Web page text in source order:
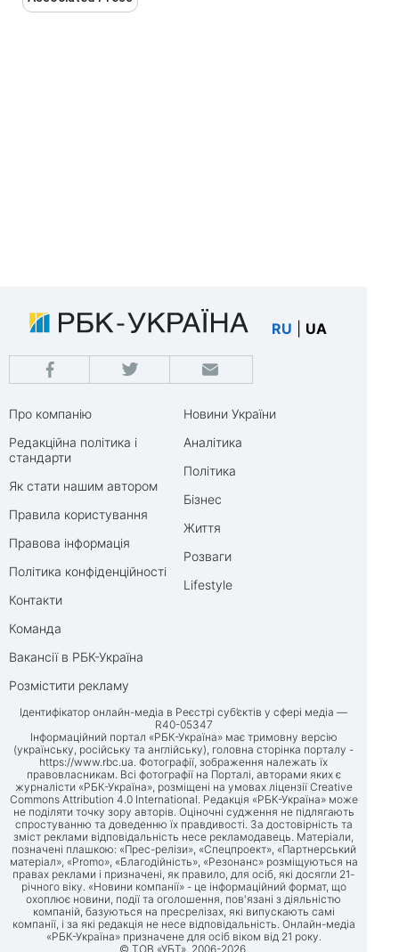
RU UA
Про компанію
Редакційна політика і
стандарти
Як стати нашим автором
Правила користування
Правова інформація
Політика конфіденційності
Контакти
Команда
Вакансії в РБК-Україна
Розмістити рекламу
Новини України
Аналітика
Політика
Бізнес
Життя
Розваги
Lifestyle
Ідентифікатор онлайн-медіа в Реєстрі суб’єктів у сфері медіа —
R40-05347
Інформаційний портал «РБК-Україна» має тримовну версію
(українську, російську та англійську), головна сторінка порталу -
https://www.rbc.ua. Фотографії, зображення належать їх
правовласникам. Всі фотографії на Порталі, авторами яких є
журналісти «РБК-Україна», розміщені на умовах ліцензії Creative
Commons Attribution 4.0 International. Редакція «РБК-Україна» може
не поділяти точку зору авторів. Оціночні судження не підлягають
спростуванню та доведенню їх правдивості. За достовірність та
зміст реклами відповідальність несе рекламодавець. Матеріали,
позначені плашкою: «Прес-релізи», «Спецпроект», «Партнерський
матеріал», «Promo», «Благодійність», «Резонанс» розміщуються на
правах реклами і призначені, як правило, для осіб, які досягли 21-
річного віку. «Новини компанії» - це інформаційний формат, що
охоплює новини, події та оголошення, пов'язані з діяльністю
компаній, базуються на пресрелізах, які випускають самі
компанії, і за які редакція не несе відповідальність. Онлайн-медіа
«РБК-Україна» призначене для осіб віком від 21 року.
© ТОВ «УБТ», 2006-2026.